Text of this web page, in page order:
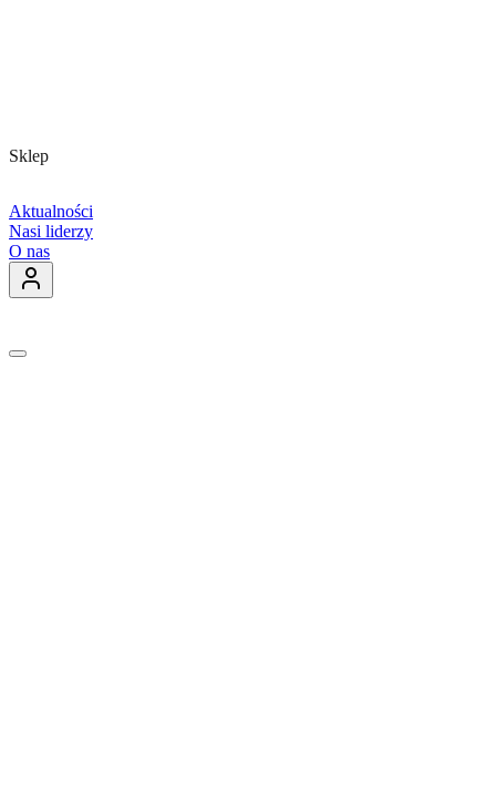
Sklep
Aktualności
Nasi liderzy
O nas